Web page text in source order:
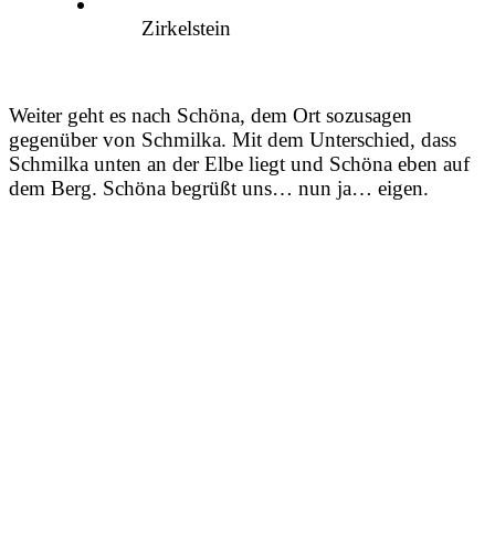
Zirkelstein
Weiter geht es nach Schöna, dem Ort sozusagen
gegenüber von Schmilka. Mit dem Unterschied, dass
Schmilka unten an der Elbe liegt und Schöna eben auf
dem Berg. Schöna begrüßt uns… nun ja… eigen.